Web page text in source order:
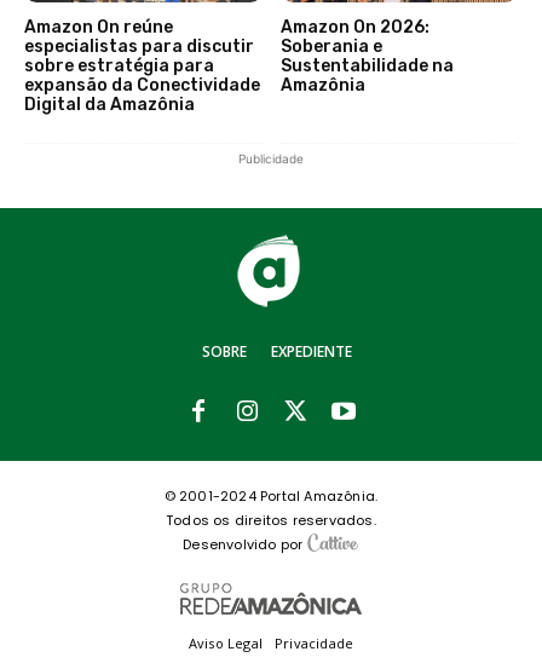
Amazon On reúne
especialistas para discutir
sobre estratégia para
expansão da Conectividade
Digital da Amazônia
Amazon On 2026:
Soberania e
Sustentabilidade na
Amazônia
Publicidade
SOBRE EXPEDIENTE
© 2001-2024 Portal Amazônia.
Todos os direitos reservados.
Desenvolvido por
Aviso Legal Privacidade